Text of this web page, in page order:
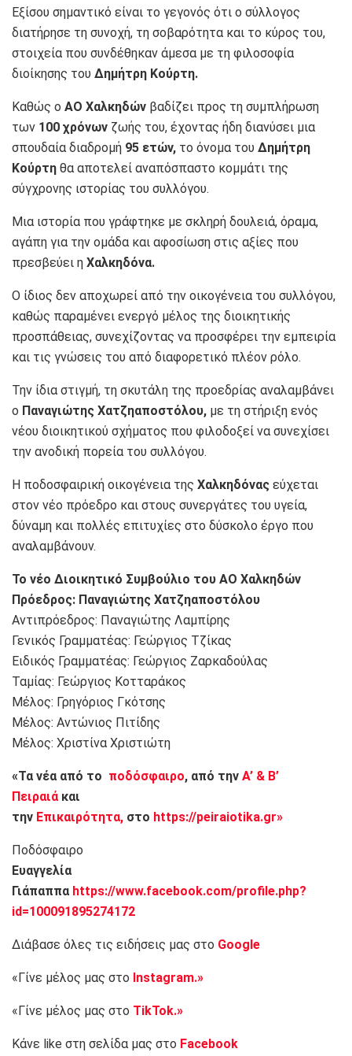
Εξίσου σημαντικό είναι το γεγονός ότι ο σύλλογος
διατήρησε τη συνοχή, τη σοβαρότητα και το κύρος του,
στοιχεία που συνδέθηκαν άμεσα με τη φιλοσοφία
διοίκησης του Δημήτρη Κούρτη.
Καθώς ο ΑΟ Χαλκηδών βαδίζει προς τη συμπλήρωση
των 100 χρόνων ζωής του, έχοντας ήδη διανύσει μια
σπουδαία διαδρομή 95 ετών, το όνομα του Δημήτρη
Κούρτη θα αποτελεί αναπόσπαστο κομμάτι της
σύγχρονης ιστορίας του συλλόγου.
Μια ιστορία που γράφτηκε με σκληρή δουλειά, όραμα,
αγάπη για την ομάδα και αφοσίωση στις αξίες που
πρεσβεύει η Χαλκηδόνα.
Ο ίδιος δεν αποχωρεί από την οικογένεια του συλλόγου,
καθώς παραμένει ενεργό μέλος της διοικητικής
προσπάθειας, συνεχίζοντας να προσφέρει την εμπειρία
και τις γνώσεις του από διαφορετικό πλέον ρόλο.
Την ίδια στιγμή, τη σκυτάλη της προεδρίας αναλαμβάνει
ο Παναγιώτης Χατζηαποστόλου, με τη στήριξη ενός
νέου διοικητικού σχήματος που φιλοδοξεί να συνεχίσει
την ανοδική πορεία του συλλόγου.
Η ποδοσφαιρική οικογένεια της Χαλκηδόνας εύχεται
στον νέο πρόεδρο και στους συνεργάτες του υγεία,
δύναμη και πολλές επιτυχίες στο δύσκολο έργο που
αναλαμβάνουν.
Το νέο Διοικητικό Συμβούλιο του ΑΟ Χαλκηδών
Πρόεδρος: Παναγιώτης Χατζηαποστόλου
Αντιπρόεδρος: Παναγιώτης Λαμπίρης
Γενικός Γραμματέας: Γεώργιος Τζίκας
Ειδικός Γραμματέας: Γεώργιος Ζαρκαδούλας
Ταμίας: Γεώργιος Κοτταράκος
Μέλος: Γρηγόριος Γκότσης
Μέλος: Αντώνιος Πιτίδης
Μέλος: Χριστίνα Χριστιώτη
«Τα νέα από το ποδόσφαιρο, από την Α’ & Β’
Πειραιάκαι
την Επικαιρότητα, στο https://peiraiotika.gr»
Ποδόσφαιρο
Ευαγγελία
Γιάπαππα https://www.facebook.com/profile.php?
id=100091895274172
Διάβασε όλες τις ειδήσεις μας στο Google
«Γίνε μέλος μας στο Instagram.»
«Γίνε μέλος μας στο TikTok.»
Κάνε like στη σελίδα μας στο Facebook